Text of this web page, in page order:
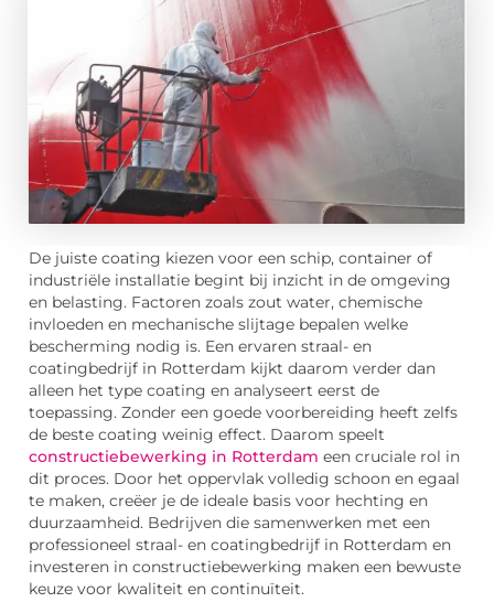
De juiste coating kiezen voor een schip, container of
industriële installatie begint bij inzicht in de omgeving
en belasting. Factoren zoals zout water, chemische
invloeden en mechanische slijtage bepalen welke
bescherming nodig is. Een ervaren straal- en
coatingbedrijf in Rotterdam kijkt daarom verder dan
alleen het type coating en analyseert eerst de
toepassing. Zonder een goede voorbereiding heeft zelfs
de beste coating weinig effect. Daarom speelt
constructiebewerking in Rotterdam een cruciale rol in
dit proces. Door het oppervlak volledig schoon en egaal
te maken, creëer je de ideale basis voor hechting en
duurzaamheid. Bedrijven die samenwerken met een
professioneel straal- en coatingbedrijf in Rotterdam en
investeren in constructiebewerking maken een bewuste
keuze voor kwaliteit en continuïteit.